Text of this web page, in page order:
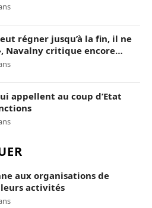
régner jusqu’à la fin, il ne
Navalny critique encore
appellent au coup d’Etat
aux organisations de
activités